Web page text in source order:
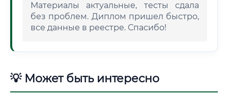
Материалы актуальные, тесты сдала
без проблем. Диплом пришел быстро,
все данные в реестре. Спасибо!
💡 Может быть интересно